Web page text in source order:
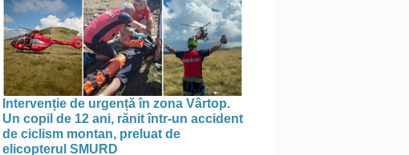
Intervenție de urgență în zona Vârtop.
Un copil de 12 ani, rănit într-un accident
de ciclism montan, preluat de
elicopterul SMURD